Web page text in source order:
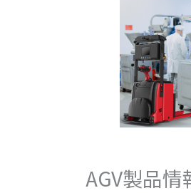
AGV製品情